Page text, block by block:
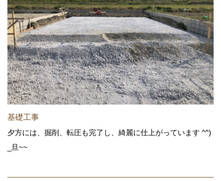
基礎工事
夕方には、掘削、転圧も完了し、綺麗に仕上がっています ^^)
_旦~~